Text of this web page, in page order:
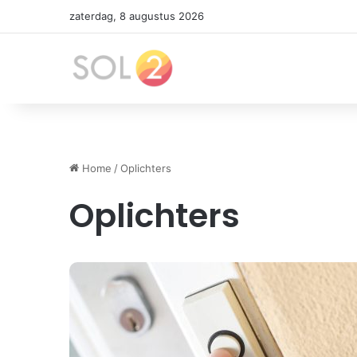
zaterdag, 8 augustus 2026
Home /Oplichters
Oplichters